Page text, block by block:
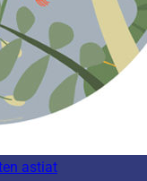
astiat